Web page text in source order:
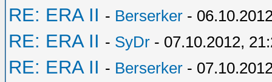
RE: ERA II - Berserker -
RE: ERA II - SyDr - 07.10.2012,
RE: ERA II - Berserker -